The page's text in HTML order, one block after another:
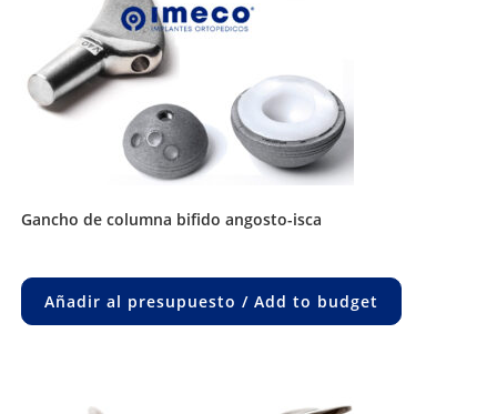
gancho de columna bifido angosto-isca
Añadir al presupuesto / Add to budget